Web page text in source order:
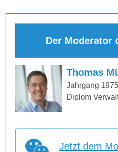
Der Moderator
Thomas
Jahrgang 1975
Diplom
Jetzt dem